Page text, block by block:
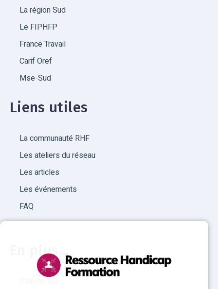
La région Sud
Le FIPHFP
France Travail
Carif Oref
Mse-Sud
Liens utiles
La communauté RHF
Les ateliers du réseau
Les articles
Les événements
FAQ
En plus...
Plan du site